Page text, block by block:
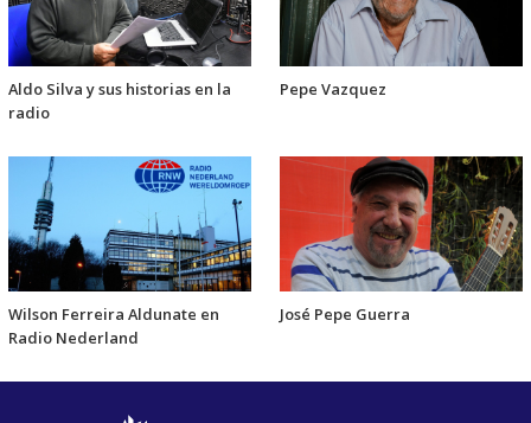
Aldo Silva y sus historias en la
radio
Pepe Vazquez
Wilson Ferreira Aldunate en
Radio Nederland
José Pepe Guerra